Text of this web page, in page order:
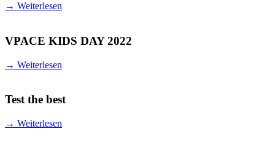
→ Weiterlesen
VPACE KIDS DAY 2022
→ Weiterlesen
Test the best
→ Weiterlesen